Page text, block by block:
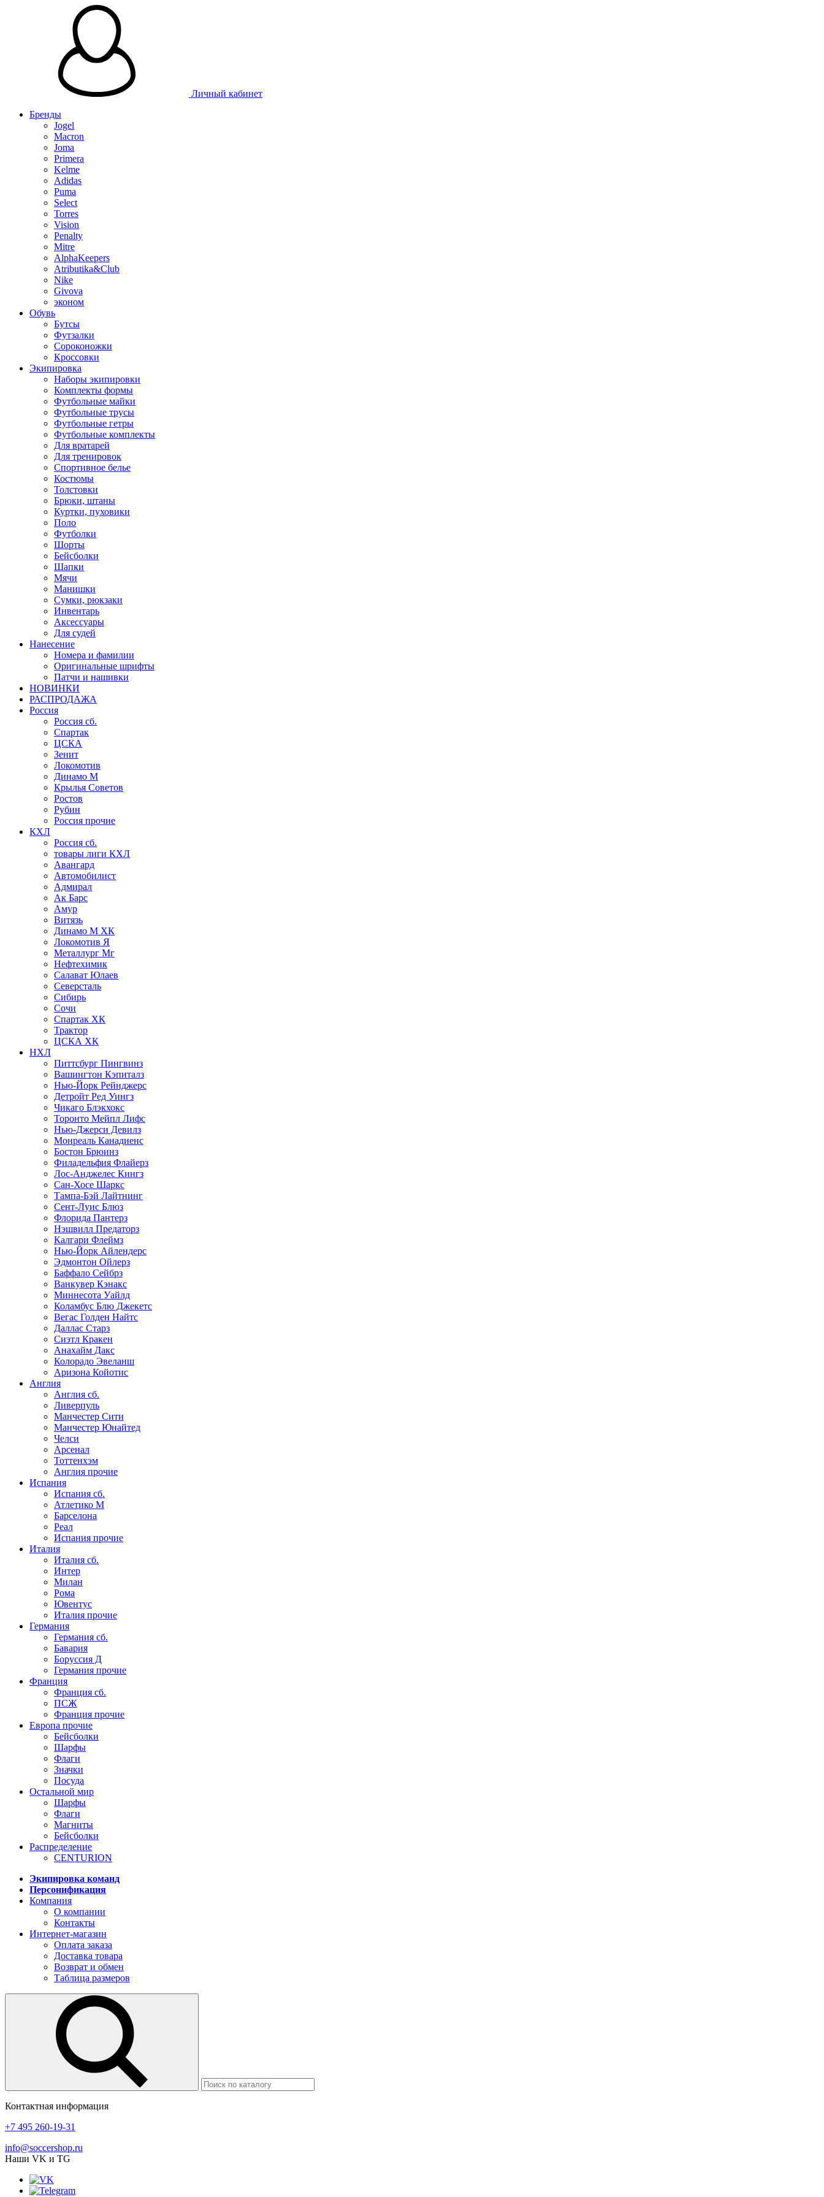
Личный кабинет
Бренды
Jogel
Macron
Joma
Primera
Kelme
Adidas
Puma
Select
Torres
Vision
Penalty
Mitre
AlphaKeepers
Atributika&Club
Nike
Givova
эконом
Обувь
Бутсы
Футзалки
Сороконожки
Кроссовки
Экипировка
Наборы экипировки
Комплекты формы
Футбольные майки
Футбольные трусы
Футбольные гетры
Футбольные комплекты
Для вратарей
Для тренировок
Спортивное белье
Костюмы
Толстовки
Брюки, штаны
Куртки, пуховики
Поло
Футболки
Шорты
Бейсболки
Шапки
Мячи
Манишки
Сумки, рюкзаки
Инвентарь
Аксессуары
Для судей
Нанесение
Номера и фамилии
Оригинальные шрифты
Патчи и нашивки
НОВИНКИ
РАСПРОДАЖА
Россия
Россия сб.
Спартак
ЦСКА
Зенит
Локомотив
Динамо М
Крылья Советов
Ростов
Рубин
Россия прочие
КХЛ
Россия сб.
товары лиги КХЛ
Авангард
Автомобилист
Адмирал
Ак Барс
Амур
Витязь
Динамо М ХК
Локомотив Я
Металлург Мг
Нефтехимик
Салават Юлаев
Северсталь
Сибирь
Сочи
Спартак ХК
Трактор
ЦСКА ХК
НХЛ
Питтсбург Пингвинз
Вашингтон Кэпиталз
Нью-Йорк Рейнджерс
Детройт Ред Уингз
Чикаго Блэкхокс
Торонто Мейпл Лифс
Нью-Джерси Девилз
Монреаль Канадиенс
Бостон Брюинз
Филадельфия Флайерз
Лос-Анджелес Кингз
Сан-Хосе Шаркс
Тампа-Бэй Лайтнинг
Сент-Луис Блюз
Флорида Пантерз
Нэшвилл Предаторз
Калгари Флеймз
Нью-Йорк Айлендерс
Эдмонтон Ойлерз
Баффало Сейбрз
Ванкувер Кэнакс
Миннесота Уайлд
Коламбус Блю Джекетс
Вегас Голден Найтс
Даллас Старз
Сиэтл Кракен
Анахайм Дакс
Колорадо Эвеланш
Аризона Койотис
Англия
Англия сб.
Ливерпуль
Манчестер Сити
Манчестер Юнайтед
Челси
Арсенал
Тоттенхэм
Англия прочие
Испания
Испания сб.
Атлетико М
Барселона
Реал
Испания прочие
Италия
Италия сб.
Интер
Милан
Рома
Ювентус
Италия прочие
Германия
Германия сб.
Бавария
Боруссия Д
Германия прочие
Франция
Франция сб.
ПСЖ
Франция прочие
Европа прочие
Бейсболки
Шарфы
Флаги
Значки
Посуда
Остальной мир
Шарфы
Флаги
Магниты
Бейсболки
Распределение
CENTURION
Экипировка команд
Персонификация
Компания
О компании
Контакты
Интернет-магазин
Оплата заказа
Доставка товара
Возврат и обмен
Таблица размеров
Контактная информация
+7 495 260-19-31
info@soccershop.ru
Наши VK и TG